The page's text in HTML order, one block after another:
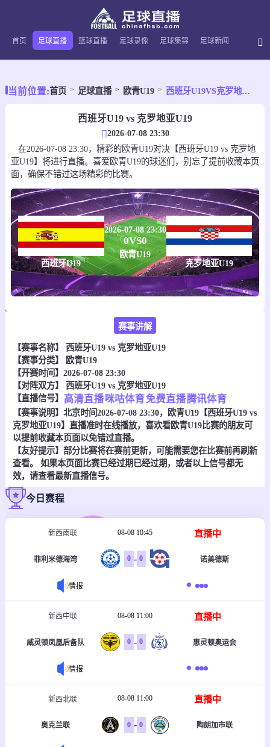
首页 足球直播 篮球直播 足球录像 足球集锦 足球新闻
当前位置:首页 足球直播 欧青U19 西班牙U19VS克罗地亚U19
西班牙U19 vs 克罗地亚U19
2026-07-08 23:30
在2026-07-08 23:30，精彩的欧青U19对决【西班牙U19 vs 克罗地
亚U19】将进行直播。喜爱欧青U19的球迷们，别忘了提前收藏本页
面，确保不错过这场精彩的比赛。
西班牙U19
2026-07-08 23:30
0VS0
欧青U19
克罗地亚U19
赛事讲解
【赛事名称】 西班牙U19 vs 克罗地亚U19
【赛事分类】
欧青U19
【开赛时间】2026-07-08 23:30
【对阵双方】 西班牙U19 vs 克罗地亚U19
【直播信号】 高清直播咪咕体育免费直播腾讯体育
【赛事说明】北京时间2026-07-08 23:30，欧青U19【西班牙U19 vs
克罗地亚U19】直播准时在线播放，喜欢看欧青U19比赛的朋友可
以提前收藏本页面以免错过直播。
【友好提示】部分比赛将在赛前更新，可能需要您在比赛前再刷新
查看。 如果本页面比赛已经过期已经过期，或者以上信号都无
效，请查看最新直播信号。
今日赛程
新西南联 08-08 10:45 直播中
菲利米德海湾 0 - 0 诺美德斯
情报
新西中联 08-08 11:00 直播中
威灵顿凤凰后备队 0 - 0 惠灵顿奥运会
情报
新西北联 08-08 11:00 直播中
奥克兰联 0 - 0 陶朗加市联